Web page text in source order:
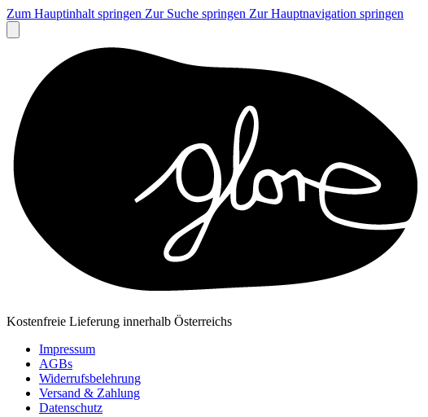
Zum Hauptinhalt springen Zur Suche springen Zur Hauptnavigation springen
Kostenfreie Lieferung innerhalb Österreichs
Impressum
AGBs
Widerrufsbelehrung
Versand & Zahlung
Datenschutz